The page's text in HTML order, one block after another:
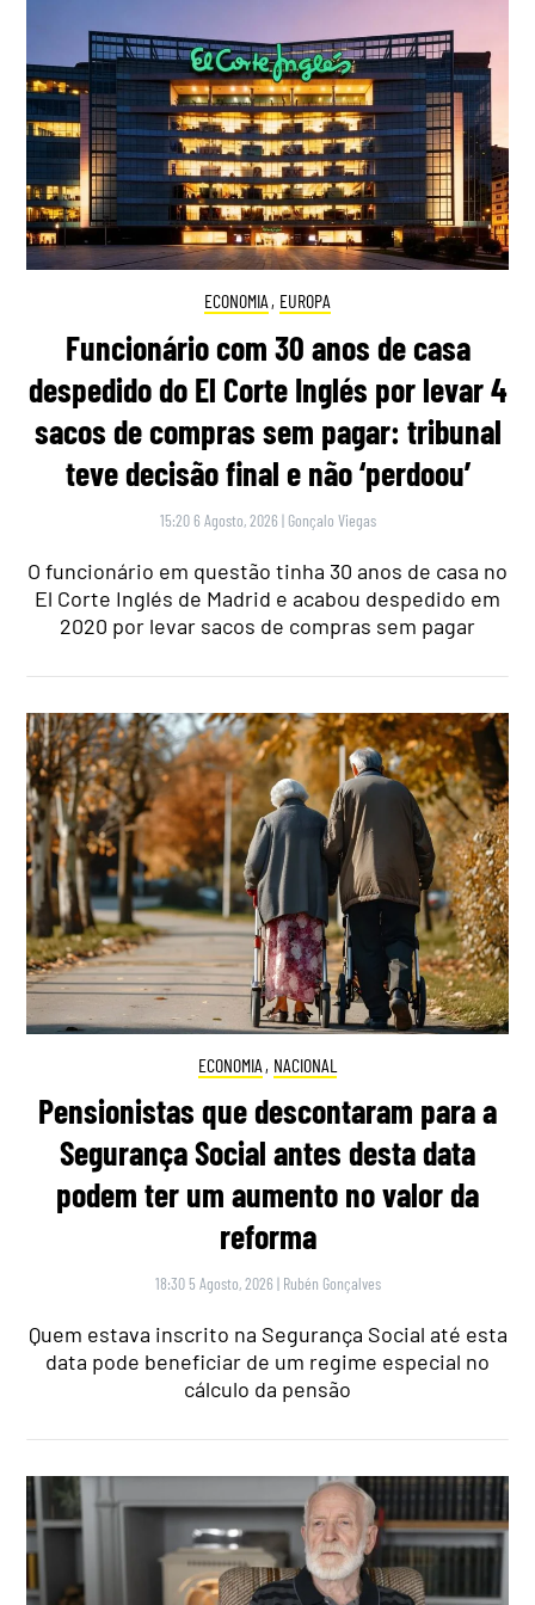
ECONOMIA , EUROPA
Funcionário com 30 anos de casa
despedido do El Corte Inglés por levar 4
sacos de compras sem pagar: tribunal
teve decisão final e não ‘perdoou’
15:20 6 Agosto, 2026 | Gonçalo Viegas
O funcionário em questão tinha 30 anos de casa no
El Corte Inglés de Madrid e acabou despedido em
2020 por levar sacos de compras sem pagar
ECONOMIA , NACIONAL
Pensionistas que descontaram para a
Segurança Social antes desta data
podem ter um aumento no valor da
reforma
18:30 5 Agosto, 2026 | Rubén Gonçalves
Quem estava inscrito na Segurança Social até esta
data pode beneficiar de um regime especial no
cálculo da pensão